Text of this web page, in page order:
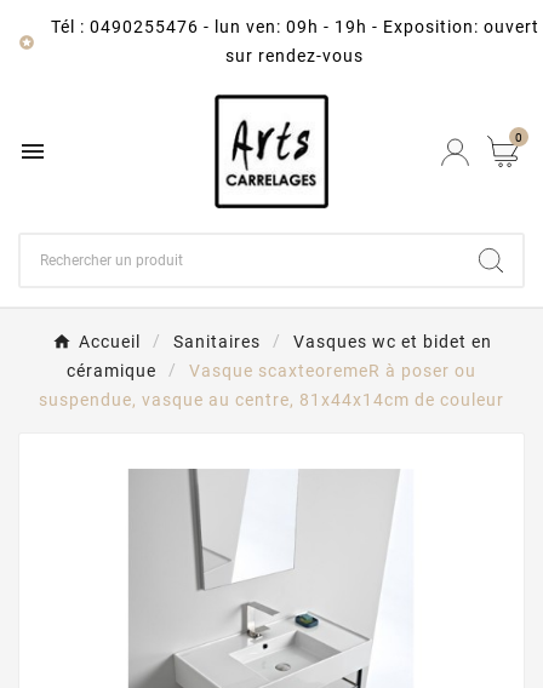

Tél : 0490255476 -
lun ven: 09h - 19h - Exposition: ouvert
sur rendez-vous
 0
Accueil Sanitaires
Vasques wc et bidet en
céramique
Vasque scaxteoremeR à poser ou
suspendue, vasque au centre, 81x44x14cm de couleur